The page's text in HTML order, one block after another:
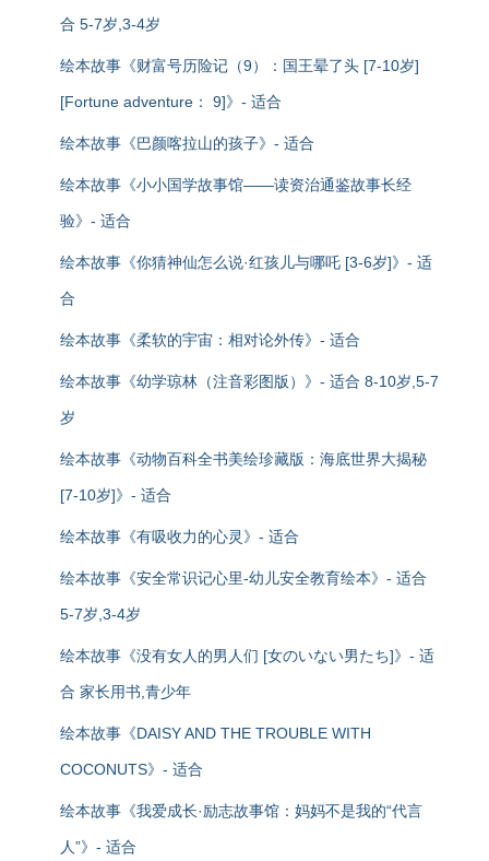
合 5-7岁,3-4岁
绘本故事《财富号历险记（9）：国王晕了头 [7-10岁]
[Fortune adventure： 9]》- 适合
绘本故事《巴颜喀拉山的孩子》- 适合
绘本故事《小小国学故事馆——读资治通鉴故事长经
验》- 适合
绘本故事《你猜神仙怎么说·红孩儿与哪吒 [3-6岁]》- 适
合
绘本故事《柔软的宇宙：相对论外传》- 适合
绘本故事《幼学琼林（注音彩图版）》- 适合 8-10岁,5-7
岁
绘本故事《动物百科全书美绘珍藏版：海底世界大揭秘
[7-10岁]》- 适合
绘本故事《有吸收力的心灵》- 适合
绘本故事《安全常识记心里-幼儿安全教育绘本》- 适合
5-7岁,3-4岁
绘本故事《没有女人的男人们 [女のいない男たち]》- 适
合 家长用书,青少年
绘本故事《DAISY AND THE TROUBLE WITH
COCONUTS》- 适合
绘本故事《我爱成长·励志故事馆：妈妈不是我的“代言
人”》- 适合